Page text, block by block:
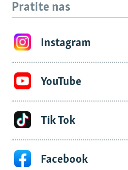
Pratite nas
Instagram
YouTube
Tik Tok
Facebook